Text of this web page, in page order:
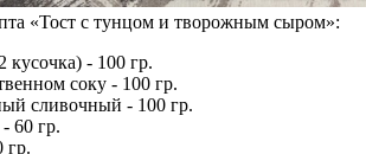
«Тост с тунцом и творожным сыром»:
кусочка) - 100 гр.
соку - 100 гр.
сливочный - 100 гр.
60 гр.
гр.